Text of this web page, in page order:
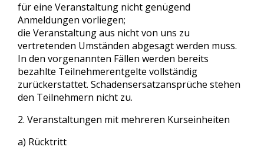
für eine Veranstaltung nicht genügend
Anmeldungen vorliegen;
die Veranstaltung aus nicht von uns zu
vertretenden Umständen abgesagt werden muss.
In den vorgenannten Fällen werden bereits
bezahlte Teilnehmerentgelte vollständig
zurückerstattet. Schadensersatzansprüche stehen
den Teilnehmern nicht zu.
2. Veranstaltungen mit mehreren Kurseinheiten
a) Rücktritt